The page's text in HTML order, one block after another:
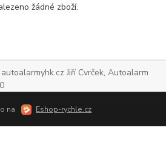
žádné zboží.
Jiří Cvrček, Autoalarm
na Eshop-rychle.cz